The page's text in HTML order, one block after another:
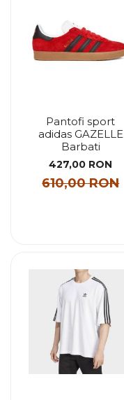
Pantofi sport
adidas GAZELLE
Barbati
427,00 RON
610,00 RON